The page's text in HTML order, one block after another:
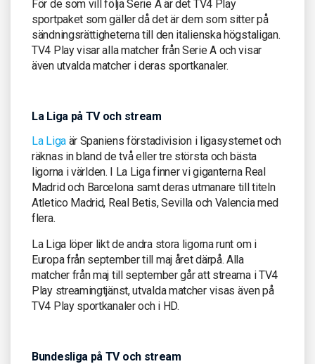
För de som vill följa Serie A är det TV4 Play
sportpaket som gäller då det är dem som sitter på
sändningsrättigheterna till den italienska högstaligan.
TV4 Play visar alla matcher från Serie A och visar
även utvalda matcher i deras sportkanaler.
La Liga på TV och stream
La Ligaär Spaniens förstadivision i ligasystemet och
räknas in bland de två eller tre största och bästa
ligorna i världen. I La Liga finner vi giganterna Real
Madrid och Barcelona samt deras utmanare till titeln
Atletico Madrid, Real Betis, Sevilla och Valencia med
flera.
La Liga löper likt de andra stora ligorna runt om i
Europa från september till maj året därpå. Alla
matcher från maj till september går att streama i TV4
Play streamingtjänst, utvalda matcher visas även på
TV4 Play sportkanaler och i HD.
Bundesliga på TV och stream